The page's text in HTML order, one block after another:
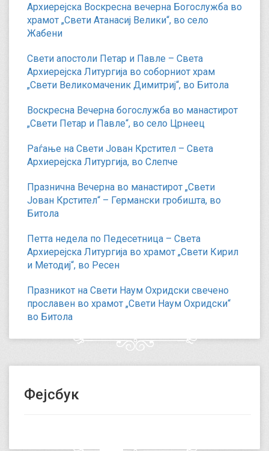
Архиерејска Воскресна вечерна Богослужба во
храмот „Свети Атанасиј Велики“, во село
Жабени
Свети апостоли Петар и Павле – Света
Архиерејска Литургија во соборниот храм
„Свети Великомаченик Димитриј“, во Битола
Воскресна Вечерна богослужба во манастирот
„Свети Петар и Павле“, во село Црнеец
Раѓање на Свети Јован Крстител – Света
Архиерејска Литургија, во Слепче
Празнична Вечерна во манастирот „Свети
Јован Крстител“ – Германски гробишта, во
Битола
Петта недела по Педесетница – Света
Архиерејска Литургија во храмот „Свети Кирил
и Методиј“, во Ресен
Празникот на Свети Наум Охридски свечено
прославен во храмот „Свети Наум Охридски“
во Битола
Фејсбук